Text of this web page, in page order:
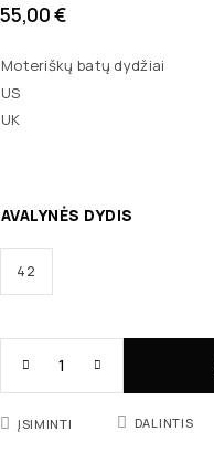
55,00€
Moteriškų batų dydžiai
US
UK
AVALYNĖS DYDIS
42
ĮSIMINTI DALINTIS